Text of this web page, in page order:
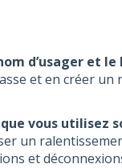
d’usager et
et en créer un
vous utilisez
un
et